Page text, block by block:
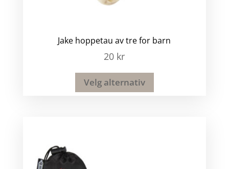
Jake hoppetau av tre for barn
20 kr
Velg alternativ